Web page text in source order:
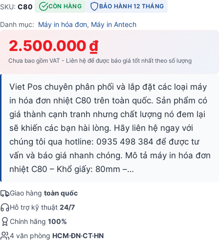
SKU: C80· CÒN HÀNG BẢO HÀNH 12 THÁNG
Danh mục: Máy in hóa đơn, Máy in Antech
2.500.000 ₫
Chưa bao gồm VAT - Liên hệ để được báo giá tốt nhất theo số lượng
Viet Pos chuyên phân phối và lắp đặt các loại máy
in hóa đơn nhiệt C80 trên toàn quốc. Sản phẩm có
giá thành cạnh tranh nhưng chất lượng nó đem lại
sẽ khiến các bạn hài lòng. Hãy liên hệ ngay với
chúng tôi qua hotline: 0935 498 384 để được tư
vấn và báo giá nhanh chóng. Mô tả máy in hóa đơn
nhiệt C80 – Khổ giấy: 80mm –…
Giao hàng toàn quốc
Hỗ trợ kỹ thuật 24/7
Chính hãng 100%
4 văn phòng HCM·ĐN·CT·HN